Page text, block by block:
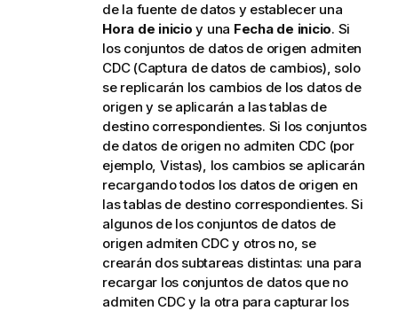
de la fuente de datos y establecer una
Hora de inicio y una Fecha de inicio. Si
los conjuntos de datos de origen admiten
CDC (Captura de datos de cambios), solo
se replicarán los cambios de los datos de
origen y se aplicarán a las tablas de
destino correspondientes. Si los conjuntos
de datos de origen no admiten CDC (por
ejemplo, Vistas), los cambios se aplicarán
recargando todos los datos de origen en
las tablas de destino correspondientes. Si
algunos de los conjuntos de datos de
origen admiten CDC y otros no, se
crearán dos subtareas distintas: una para
recargar los conjuntos de datos que no
admiten CDC y la otra para capturar los